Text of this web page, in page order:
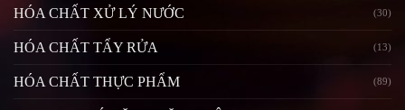
HÓA CHẤT XỬ LÝ NƯỚC (30)
HÓA CHẤT TẨY RỬA (13)
HÓA CHẤT THỰC PHẨM (89)